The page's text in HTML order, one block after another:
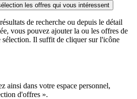
les offres qui vous intéressent
de recherche ou depuis le détail
vous pouvez ajouter la ou les offres de
Il suffit de cliquer sur l'icône
ainsi dans votre espace personnel,
d'offres ».